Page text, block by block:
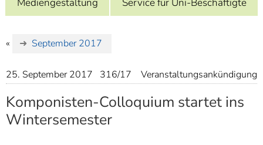
7]
Informationen zur
« September 2017
25. September 2017 316/17 Veranstaltungsankündigung
Komponisten-Colloquium startet ins
Wintersemester